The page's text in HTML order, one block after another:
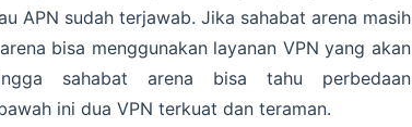
APN sudah terjawab. Jika sahabat arena masih
bisa menggunakan layanan VPN yang akan
sahabat arena bisa tahu perbedaan
ini dua VPN terkuat dan teraman.